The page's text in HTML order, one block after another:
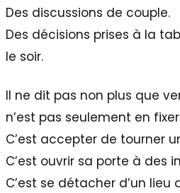
Des discussions de couple.
Des décisions prises à la
le soir.
Il ne dit pas non plus que
n’est pas seulement en
C’est accepter de tourner
C’est ouvrir sa porte à des
C’est se détacher d’un